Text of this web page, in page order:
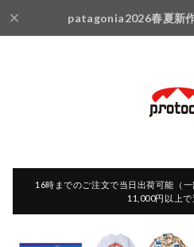
patagonia2026春夏新
16時までのご注文で当日出荷可能（
11,000円以上